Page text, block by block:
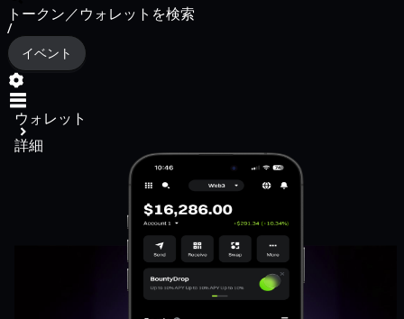
トークン／ウォレットを検索
/
イベント
ウォレット
詳細